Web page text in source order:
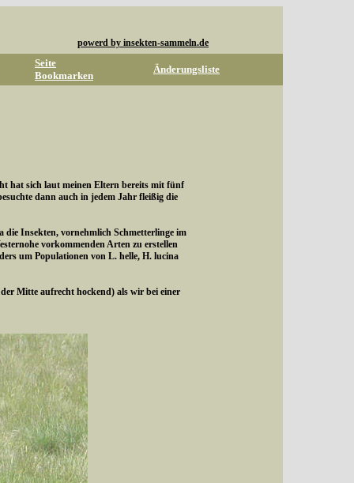
powerd by insekten-sammeln.de
Seite
Bookmarken
Änderungsliste
hat sich laut meinen Eltern bereits mit fünf
dann auch in jedem Jahr fleißig die
die Insekten, vornehmlich Schmetterlinge im
vorkommenden Arten zu erstellen
um Populationen von L. helle, H. lucina
Mitte aufrecht hockend) als wir bei einer